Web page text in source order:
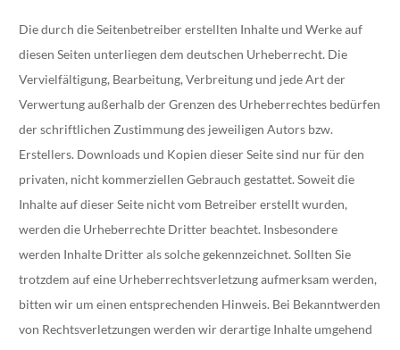
Die durch die Seitenbetreiber erstellten Inhalte und Werke auf
diesen Seiten unterliegen dem deutschen Urheberrecht. Die
Vervielfältigung, Bearbeitung, Verbreitung und jede Art der
Verwertung außerhalb der Grenzen des Urheberrechtes bedürfen
der schriftlichen Zustimmung des jeweiligen Autors bzw.
Erstellers. Downloads und Kopien dieser Seite sind nur für den
privaten, nicht kommerziellen Gebrauch gestattet. Soweit die
Inhalte auf dieser Seite nicht vom Betreiber erstellt wurden,
werden die Urheberrechte Dritter beachtet. Insbesondere
werden Inhalte Dritter als solche gekennzeichnet. Sollten Sie
trotzdem auf eine Urheberrechtsverletzung aufmerksam werden,
bitten wir um einen entsprechenden Hinweis. Bei Bekanntwerden
von Rechtsverletzungen werden wir derartige Inhalte umgehend